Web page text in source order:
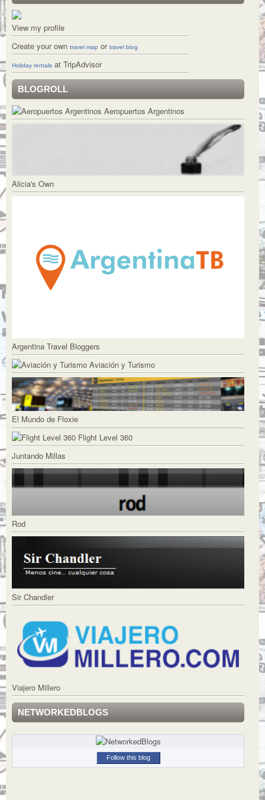
View my profile
Create your own travel map or travel blog
Holiday rentals at TripAdvisor
BLOGROLL
Aeropuertos Argentinos
Alicia's Own
Argentina Travel Bloggers
Aviación y Turismo
El Mundo de Floxie
Flight Level 360
Juntando Millas
Rod
Sir Chandler
Viajero Millero
NETWORKEDBLOGS
Follow this blog